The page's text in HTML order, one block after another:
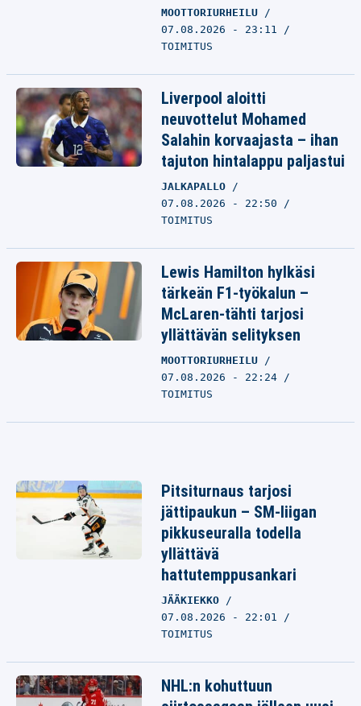
MOOTTORIURHEILU
07.08.2026 - 23:11
TOIMITUS
Liverpool aloitti
neuvottelut Mohamed
Salahin korvaajasta – ihan
tajuton hintalappu paljastui
JALKAPALLO
07.08.2026 - 22:50
TOIMITUS
Lewis Hamilton hylkäsi
tärkeän F1-työkalun –
McLaren-tähti tarjosi
yllättävän selityksen
MOOTTORIURHEILU
07.08.2026 - 22:24
TOIMITUS
Pitsiturnaus tarjosi
jättipaukun – SM-liigan
pikkuseuralla todella
yllättävä
hattutemppusankari
JÄÄKIEKKO
07.08.2026 - 22:01
TOIMITUS
NHL:n kohuttuun